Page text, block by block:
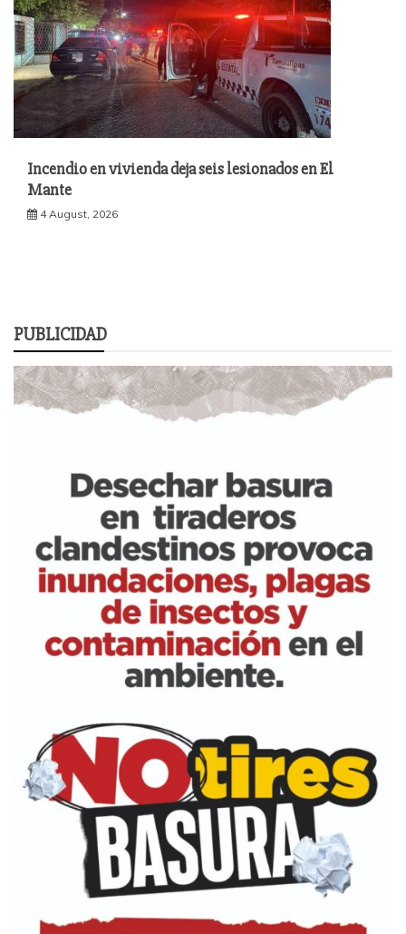
Incendio en vivienda deja seis lesionados en El
Mante
4 August, 2026
PUBLICIDAD